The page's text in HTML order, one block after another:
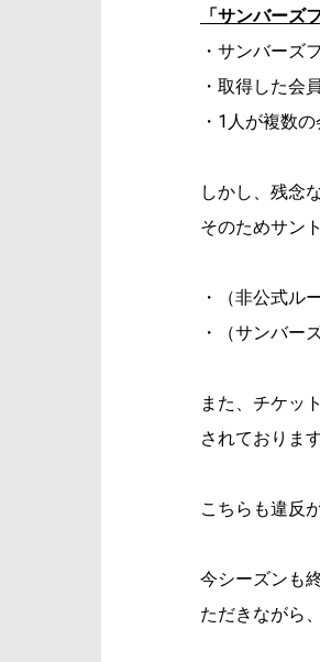
「サンバーズ
・サンバーズ
・取得した会
・1人が複数
しかし、残念
そのためサン
・（非公式ル
・（サンバー
また、チケッ
されております
こちらも違反
今シーズンも
ただきながら